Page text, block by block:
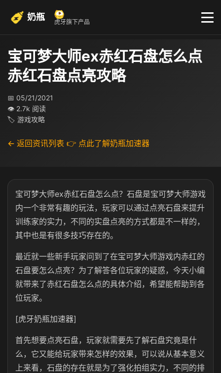
奶瓶 虎牙旗下产品
宝可梦大师ex赤红石盘怎么点
赤红石盘点亮攻略
📅 05/21/2021
👁 2.7k 阅读
🏷 游戏攻略
← 返回资讯列表 👉 点此了解奶瓶加速器
宝可梦大师ex赤红石盘怎么点？石盘是宝可梦大师游戏
内一个非常有趣的玩法，玩家可以通过点亮石盘来提升
训练家的实力，不同的实盘点亮的方式都是不一样的，
其中也是有很多技巧存在的。
最近就一些新手玩家问到了在宝可梦大师游戏内赤红的
石盘要怎么点亮？为了解答各位玩家的疑惑，今天小编
就带来了赤红石盘怎么点的具体介绍，希望能帮助到各
位玩家。
[虎牙奶瓶加速器]
首先想要点亮石盘，玩家就需要先了解石盘究竟是什
么，它又能给玩家带来怎样的效果，可以说从基本意义
上来看，石盘的存在就是为了强化拍组实力，不同的排